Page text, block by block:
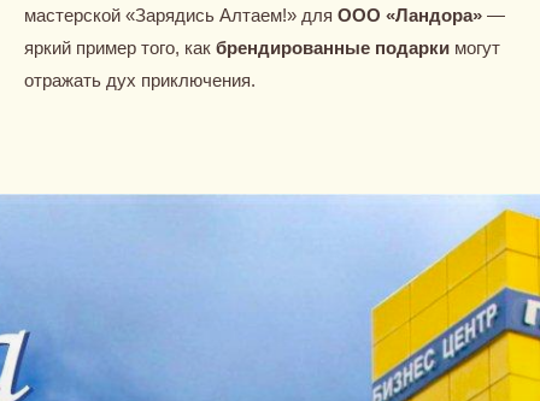
мастерской «Зарядись Алтаем!» для ООО «Ландора» —
яркий пример того, как брендированные подарки могут
отражать дух приключения.